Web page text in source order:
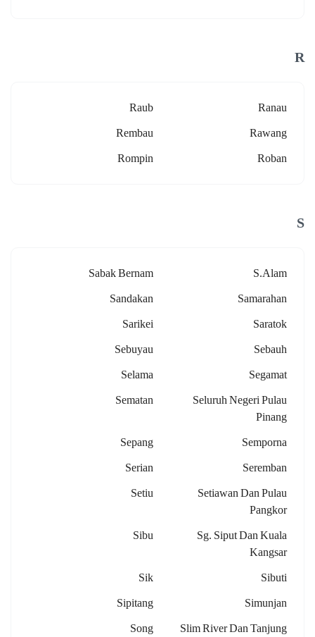
R
Ranau
Raub
Rawang
Rembau
Roban
Rompin
S
S.alam
Sabak Bernam
Samarahan
Sandakan
Saratok
Sarikei
Sebauh
Sebuyau
Segamat
Selama
Seluruh Negeri Pulau
Pinang
Sematan
Semporna
Sepang
Seremban
Serian
Setiawan Dan Pulau
Pangkor
Setiu
Sg. Siput Dan Kuala
Kangsar
Sibu
Sibuti
Sik
Simunjan
Sipitang
Slim River Dan Tanjung
Song